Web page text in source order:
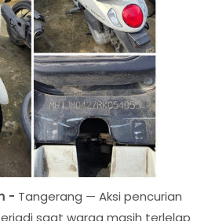
- Tangerang — Aksi pencurian
saat warga masih terlelap